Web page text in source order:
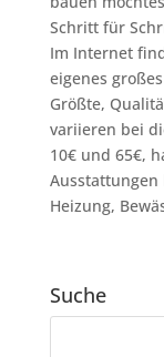
Schritt für
Im Internet
eigenes
Größte,
variieren bei
10€ und 65€,
Ausstattungen
Heizung,
Suche